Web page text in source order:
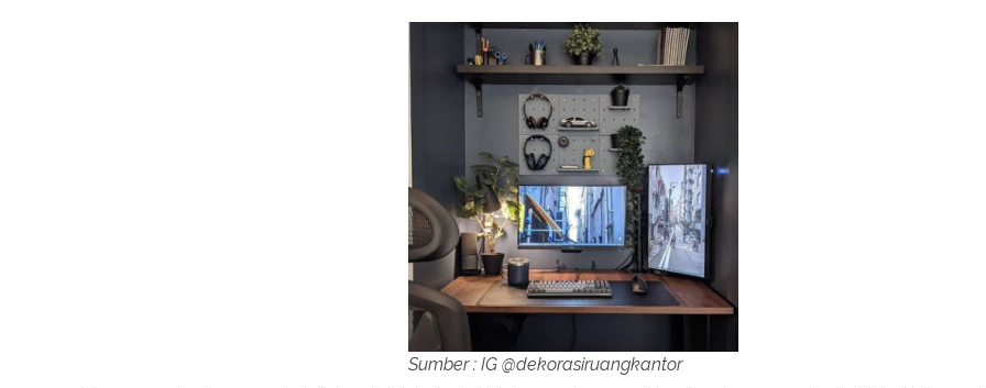
Sumber : IG @dekorasiruangkantor